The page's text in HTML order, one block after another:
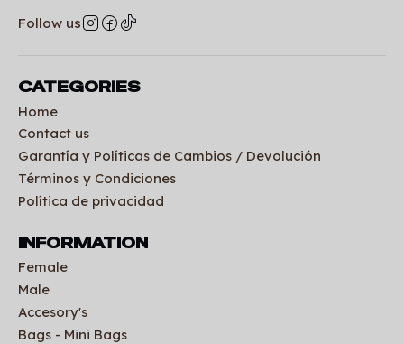
Follow us
CATEGORIES
Home
Contact us
Garantía y Políticas de Cambios / Devolución
Términos y Condiciones
Política de privacidad
INFORMATION
Female
Male
Accesory's
Bags - Mini Bags